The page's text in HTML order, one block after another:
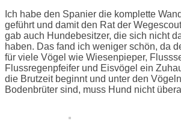
Ich habe den Spanier die komplette
geführt und damit den Rat der
gab auch Hundebesitzer, die sich nicht
haben. Das fand ich weniger schön, da
für viele Vögel wie Wiesenpieper,
Flussregenpfeifer und Eisvögel ein
die Brutzeit beginnt und unter den
Bodenbrüter sind, muss Hund nicht